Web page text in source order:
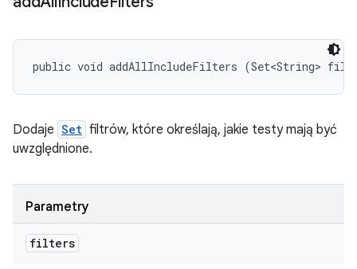
public void addAllIncludeFilters (Set<String>
Dodaje Set filtrów, które określają, jakie testy mają być
uwzględnione.
Parametry
filters